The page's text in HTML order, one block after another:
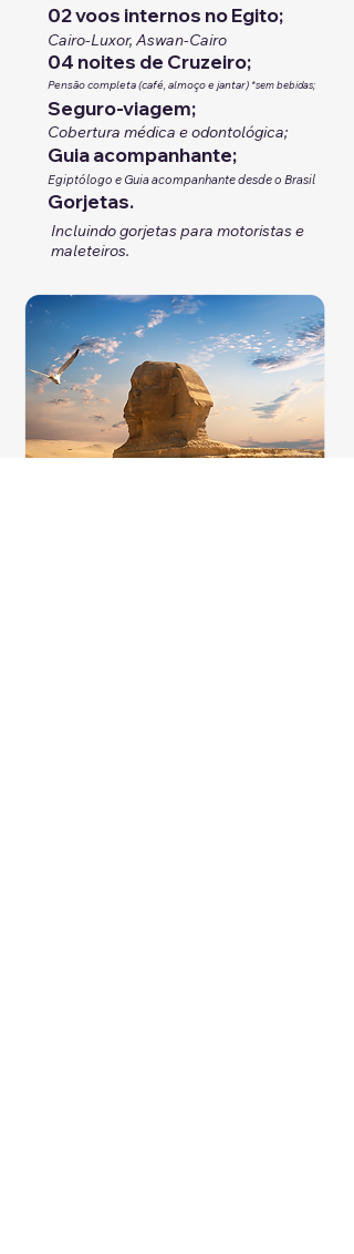
Incluindo gorjetas para motoristas e
maleteiros.
Egiptólogo e Guia acompanhante desde o Brasil
Pensão completa (café, almoço e jantar) *sem bebidas;
Cobertura médica e odontológica;
02 voos internos no Egito;
04 noites de Cruzeiro;
Seguro-viagem;
Guia acompanhante;
Gorjetas.
Cairo-Luxor, Aswan-Cairo